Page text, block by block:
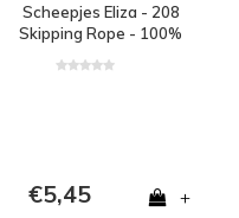
Scheepjes Eliza - 208
Skipping Rope - 100%
€5,45 +